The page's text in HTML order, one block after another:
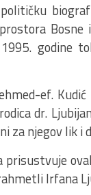
Bosne
godine
ef.
dr.
za njegov lik i
Irfana